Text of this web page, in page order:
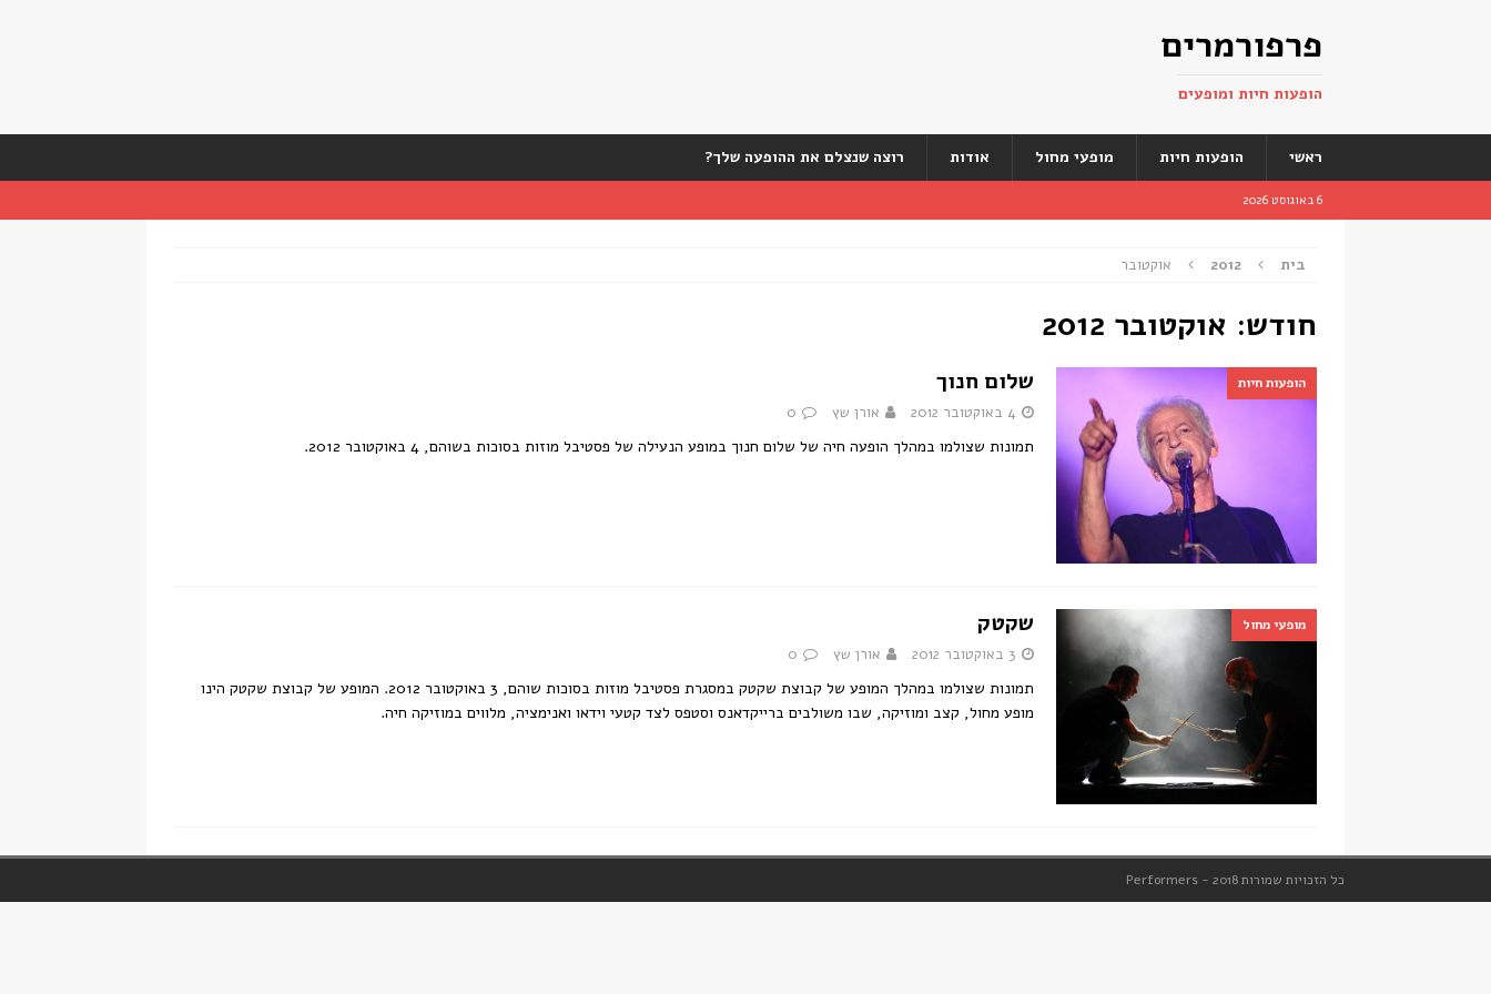
פרפורמרים
הופעות חיות ומופעים
ראשי הופעות חיות מופעי מחול אודות רוצה שנצלם את ההופעה שלך?
6 באוגוסט 2026
בית 2012 אוקטובר
חודש: אוקטובר 2012
הופעות חיות שלום חנוך
4 באוקטובר 2012 אורן שץ 0
תמונות שצולמו במהלך הופעה חיה של שלום חנוך במופע הנעילה של פסטיבל מוזות בסוכות בשוהם, 4 באוקטובר 2012.
מופעי מחול שקטק
3 באוקטובר 2012 אורן שץ 0
תמונות שצולמו במהלך המופע של קבוצת שקטק במסגרת פסטיבל מוזות בסוכות שוהם, 3 באוקטובר 2012. המופע של קבוצת שקטק הינו
מופע מחול, קצב ומוזיקה, שבו משולבים ברייקדאנס וסטפס לצד קטעי וידאו ואנימציה, מלווים במוזיקה חיה.
כל הזכויות שמורות 2018 - Performers